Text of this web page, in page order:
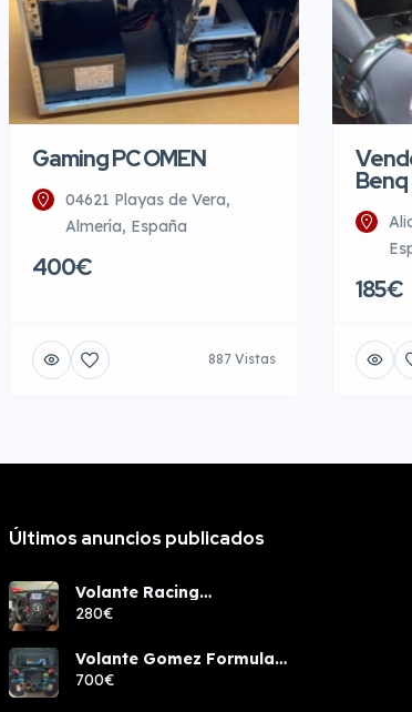
Gaming PC OMEN
04621 Playas de Vera,
Almería, España
400€
887 Vistas
185€
Últimos anuncios publicados
Volante Racing
components rcw sport
280€
Volante Gomez Formula
Pro Elite
700€